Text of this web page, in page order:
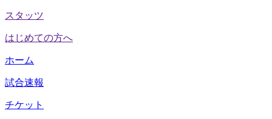
スタッツ
はじめての方へ
ホーム
試合速報
チケット